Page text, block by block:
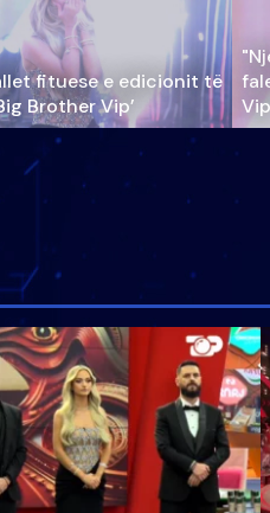
fituese e edicionit të
Brother Vip’